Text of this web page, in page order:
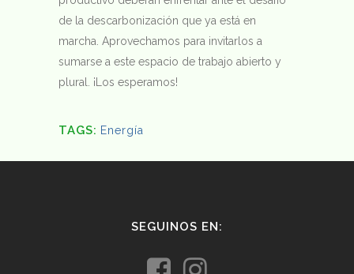
de la descarbonización que ya está en
marcha. Aprovechamos para invitarlos a
sumarse a este espacio de trabajo abierto y
plural. ¡Los esperamos!
TAGS: Energía
SEGUINOS EN: